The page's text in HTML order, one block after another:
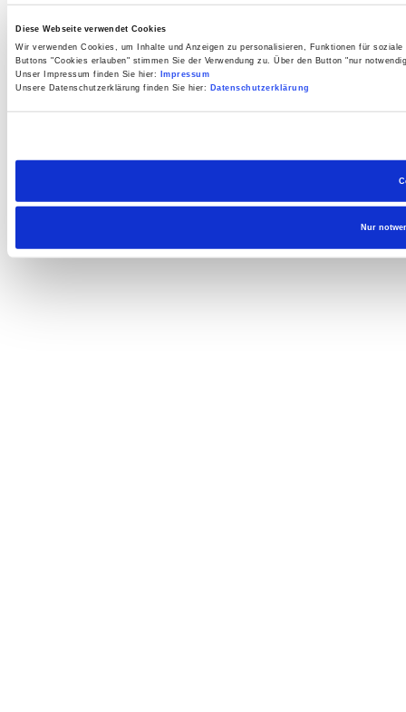
Diese Webseite verwendet Cookies
Wir verwenden Cookies, um Inhalte und Anzeigen zu personalisieren, Funktionen für
Buttons "Cookies erlauben" stimmen Sie der Verwendung zu. Über den Button "nur
Unser Impressum finden Sie hier: Impressum
Unsere Datenschutzerklärung finden Sie hier: Datenschutzerklärung
Nur